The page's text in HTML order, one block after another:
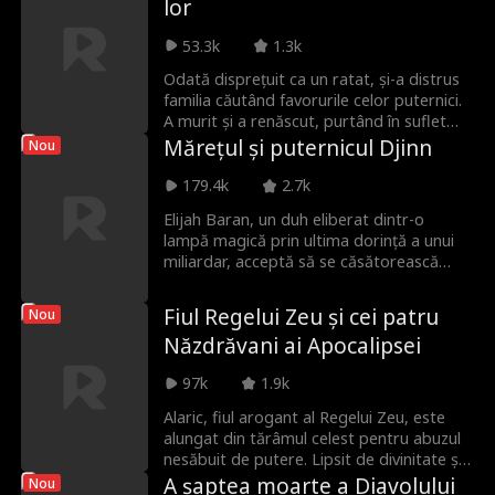
trăiască în sfârșit propria viață?
Christian, care se întinde pe cicluri de
reîncarnare.
lor
53.3k
1.3k
Odată disprețuit ca un ratat, și-a distrus
familia căutând favorurile celor puternici.
A murit și a renăscut, purtând în suflet
5.000 de ani de înțelepciune. Acum, cu
mama muribundă și sora înverșunată
alături, jură să schimbe destinul.
revine printre muritori ca să regleze
conturile și să cutremure lumea din
temelii.
Nou Mărețul și puternicul Djinn
179.4k
2.7k
Elijah Baran, un duh eliberat dintr-o
lampă magică prin ultima dorință a unui
miliardar, acceptă să se căsătorească
Devenit om, o ajută să ajungă un CEO de
succes, însă este respins și ignorat. Când
mariajul se apropie de final, Elijah decide
Nou
Fiul Regelui Zeu și cei patru
Năzdrăvani ai Apocalipsei
97k
1.9k
Alaric, fiul arogant al Regelui Zeu, este
alungat din tărâmul celest pentru abuzul
nesăbuit de putere. Lipsit de divinitate și
însemnat cu pecetea de aur, el se
Nou A șaptea moarte a Diavolului